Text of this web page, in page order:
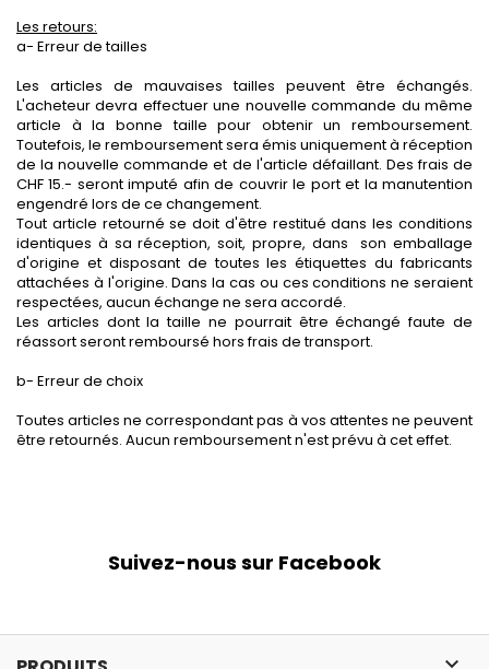
Les retours:
a- Erreur de tailles
Les articles de mauvaises tailles peuvent être échangés.
L'acheteur devra effectuer une nouvelle commande du même
article à la bonne taille pour obtenir un remboursement.
Toutefois, le remboursement sera émis uniquement à réception
de la nouvelle commande et de l'article défaillant. Des frais de
CHF 15.- seront imputé afin de couvrir le port et la manutention
engendré lors de ce changement.
Tout article retourné se doit d'être restitué dans les conditions
identiques à sa réception, soit, propre, dans son emballage
d'origine et disposant de toutes les étiquettes du fabricants
attachées à l'origine. Dans la cas ou ces conditions ne seraient
respectées, aucun échange ne sera accordé.
Les articles dont la taille ne pourrait être échangé faute de
réassort seront remboursé hors frais de transport.
b- Erreur de choix
Toutes articles ne correspondant pas à vos attentes ne peuvent
être retournés. Aucun remboursement n'est prévu à cet effet.
Suivez-nous sur Facebook